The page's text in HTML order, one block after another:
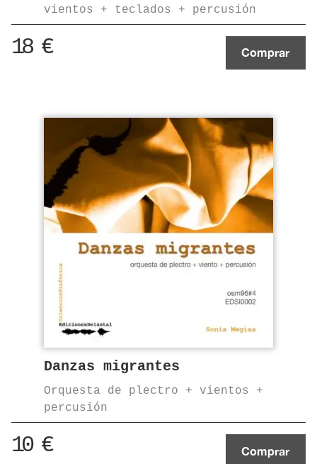
vientos + teclados + percusión
18 € Comprar
Danzas migrantes
Orquesta de plectro + vientos +
percusión
10 € Comprar